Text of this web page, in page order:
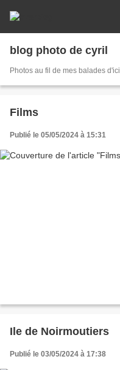
blog photo de cyril
Photos au fil de mes balades
Films
Publié le 05/05/2024 à 15:31
Ile de Noirmoutiers
Publié le 03/05/2024 à 17:38